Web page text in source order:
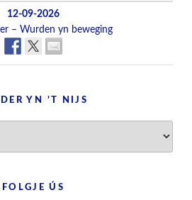
12-09-2026
– Wurden yn beweging
YN ’T NIJS
FOLGJE ÚS